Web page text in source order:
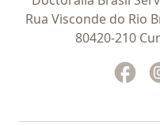
Rua Visconde do Rio
80420-210